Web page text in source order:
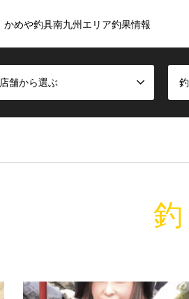
かめや釣具南九州エリア釣果情報
店舗から選ぶ